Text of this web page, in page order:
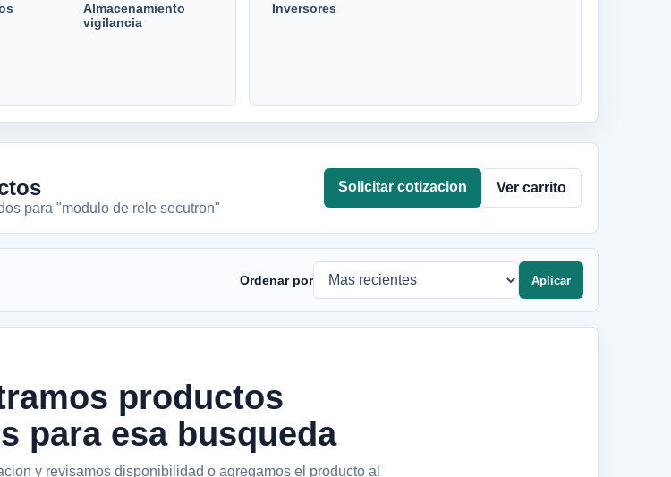
Almacenamiento
vigilancia
Inversores
para "modulo de rele secutron"
Solicitar cotizacion Ver carrito
Ordenar por Aplicar
productos
para esa busqueda
y revisamos disponibilidad o agregamos el producto al